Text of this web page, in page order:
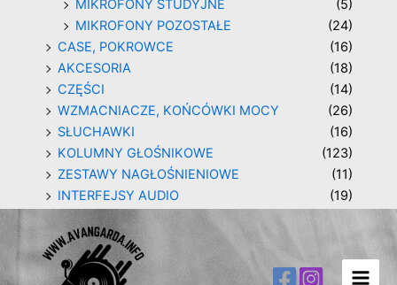
MIKROFONY STUDYJNE
(5)
MIKROFONY POZOSTAŁE
(24)
CASE, POKROWCE
(16)
AKCESORIA
(18)
CZĘŚCI
(14)
WZMACNIACZE, KOŃCÓWKI MOCY
(26)
SŁUCHAWKI
(16)
KOLUMNY GŁOŚNIKOWE
(123)
ZESTAWY NAGŁOŚNIENIOWE
(11)
INTERFEJSY AUDIO
(19)
Menu